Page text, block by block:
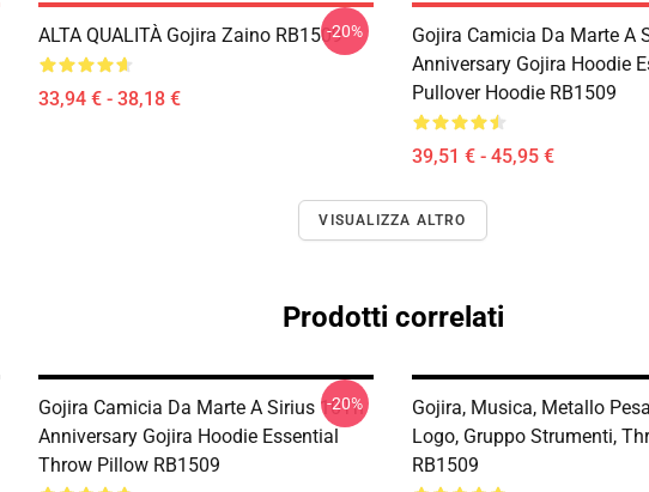
ALTA QUALITÀ Gojira Zaino RB1509
33,94 € - 38,18 €
-20%
Gojira Camicia Da Marte A
Anniversary Gojira Hoodie
Pullover Hoodie RB1509
39,51 € - 45,95 €
VISUALIZZA ALTRO
Prodotti correlati
Gojira Camicia Da Marte A Sirius 10Th
Anniversary Gojira Hoodie Essential
Throw Pillow RB1509
-20%
Gojira, Musica, Metallo
Logo, Gruppo Strumenti,
RB1509